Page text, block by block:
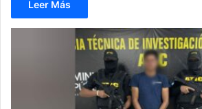
Leer Más